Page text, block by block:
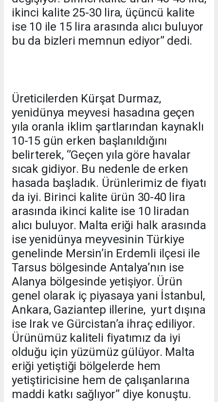
ikinci kalite 25-30 lira, üçüncü kalite
ise 10 ile 15 lira arasında alıcı buluyor
bu da bizleri memnun ediyor’’ dedi.
Üreticilerden Kürşat Durmaz,
yenidünya meyvesi hasadına geçen
yıla oranla iklim şartlarından kaynaklı
10-15 gün erken başlanıldığını
belirterek, ‘’Geçen yıla göre havalar
sıcak gidiyor. Bu nedenle de erken
hasada başladık. Ürünlerimiz de fiyatı
da iyi. Birinci kalite ürün 30-40 lira
arasında ikinci kalite ise 10 liradan
alıcı buluyor. Malta eriği halk arasında
ise yenidünya meyvesinin Türkiye
genelinde Mersin’in Erdemli ilçesi ile
Tarsus bölgesinde Antalya’nın ise
Alanya bölgesinde yetişiyor. Ürün
genel olarak iç piyasaya yani İstanbul,
Ankara, Gaziantep illerine, yurt dışına
ise Irak ve Gürcistan’a ihraç ediliyor.
Ürünümüz kaliteli fiyatımız da iyi
olduğu için yüzümüz gülüyor. Malta
eriği yetiştiği bölgelerde hem
yetiştiricisine hem de çalışanlarına
maddi katkı sağlıyor’’ diye konuştu.